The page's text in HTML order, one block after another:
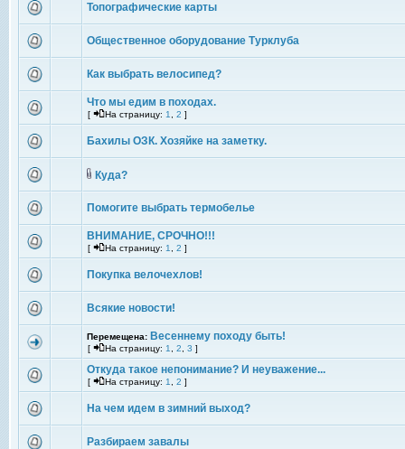
Топографические карты
Общественное оборудование Турклуба
Как выбрать велосипед?
Что мы едим в походах.
[ На страницу: 1 2 ]
Бахилы ОЗК. Хозяйке на заметку.
Куда?
Помогите выбрать термобелье
ВНИМАНИЕ, СРОЧНО!!!
[ На страницу: 1 2 ]
Покупка велочехлов!
Всякие новости!
Перемещена: Весеннему походу быть!
[ На страницу: 1 2 3 ]
Откуда такое непонимание? И неуважение...
[ На страницу: 1 2 ]
На чем идем в зимний выход?
Разбираем завалы